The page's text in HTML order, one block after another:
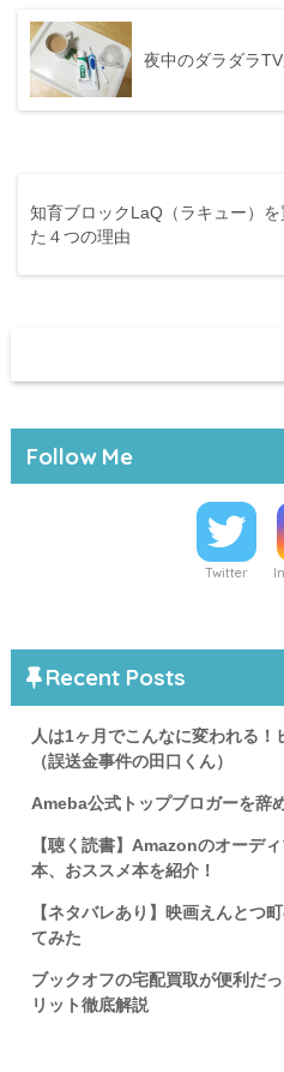
夜中のダラダラ
知育ブロックLaQ（ラキュー）を
た４つの理由
Follow Me
Twitter
Recent Posts
人は1ヶ月でこんなに変われる
（誤送金事件の田口くん）
Ameba公式トップブロガーを辞
【聴く読書】Amazonのオーデ
本、おススメ本を紹介！
【ネタバレあり】映画えんとつ
てみた
ブックオフの宅配買取が便利だ
リット徹底解説